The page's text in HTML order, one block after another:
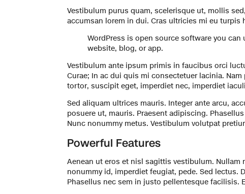
Vestibulum purus quam, scelerisque ut, mollis
accumsan lorem in dui. Cras ultricies mi eu turpis
WordPress is open source software you can
website, blog, or app.
Vestibulum ante ipsum primis in faucibus orci
Curae; In ac dui quis mi consectetuer lacinia.
tortor, suscipit eget, imperdiet nec, imperdiet
Sed aliquam ultrices mauris. Integer ante arcu,
posuere ut, mauris. Praesent adipiscing.
Nunc nonummy metus. Vestibulum volutpat
Powerful Features
Aenean ut eros et nisl sagittis vestibulum. Nullam
nonummy id, imperdiet feugiat, pede. Sed lectus.
Phasellus nec sem in justo pellentesque facilisis.